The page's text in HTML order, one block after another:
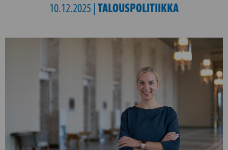
10.12.2025 | TALOUSPOLITIIKKA